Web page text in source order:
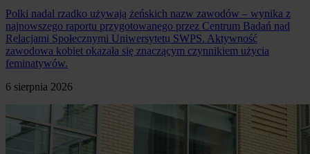
Polki nadal rzadko używają żeńskich nazw zawodów – wynika z
najnowszego raportu przygotowanego przez Centrum Badań nad
Relacjami Społecznymi Uniwersytetu SWPS. Aktywność
zawodowa kobiet okazała się znaczącym czynnikiem użycia
feminatywów.
6 sierpnia 2026